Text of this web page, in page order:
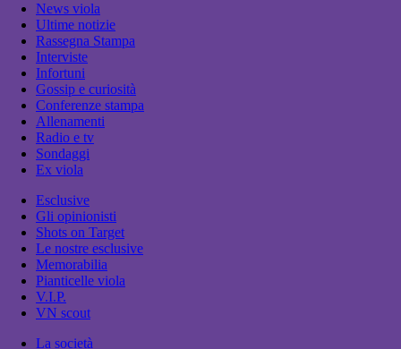
News viola
Ultime notizie
Rassegna Stampa
Interviste
Infortuni
Gossip e curiosità
Conferenze stampa
Allenamenti
Radio e tv
Sondaggi
Ex viola
Esclusive
Gli opinionisti
Shots on Target
Le nostre esclusive
Memorabilia
Pianticelle viola
V.I.P.
VN scout
La società